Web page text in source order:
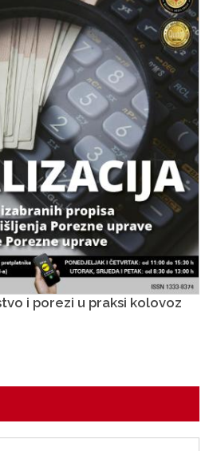
i porezi u praksi kolovoz